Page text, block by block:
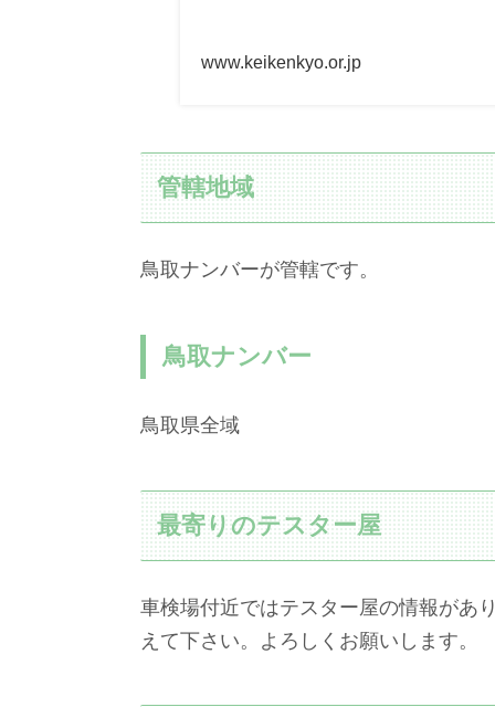
www.keikenkyo.or.jp
管轄地域
鳥取ナンバーが管轄です。
鳥取ナンバー
鳥取県全域
最寄りのテスター屋
車検場付近ではテスター屋の情報があ
えて下さい。よろしくお願いします。